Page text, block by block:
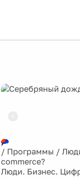
/ Программы /
commerce?
Люди. Бизнес.